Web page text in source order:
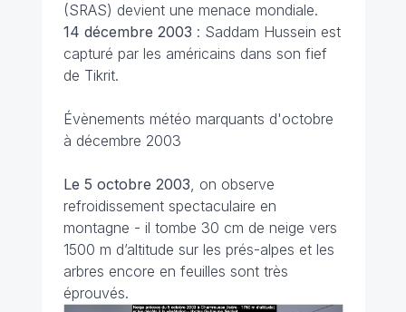
(SRAS) devient une menace mondiale.
14 décembre 2003 : Saddam Hussein est
capturé par les américains dans son fief
de Tikrit.
Évènements météo marquants d'octobre
à décembre 2003
Le 5 octobre 2003, on observe
refroidissement spectaculaire en
montagne - il tombe 30 cm de neige vers
1500 m d’altitude sur les prés-alpes et les
arbres encore en feuilles sont très
éprouvés.